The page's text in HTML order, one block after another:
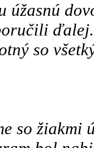
úžasnú
so
so žiakmi